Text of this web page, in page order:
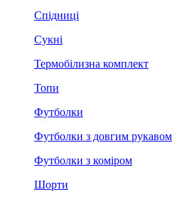
Спідниці
Сукні
Термобілизна комплект
Топи
Футболки
Футболки з довгим рукавом
Футболки з коміром
Шорти